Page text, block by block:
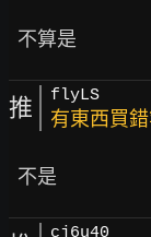
推 flyLS
有東西買
cj6u40